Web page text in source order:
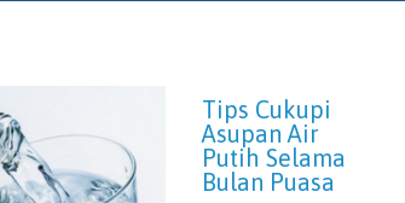
Tips Cukupi
Asupan Air
Putih Selama
Bulan Puasa